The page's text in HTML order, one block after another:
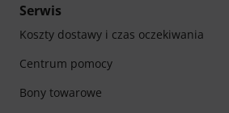
Serwis
Koszty dostawy i czas oczekiwania
Centrum pomocy
Bony towarowe